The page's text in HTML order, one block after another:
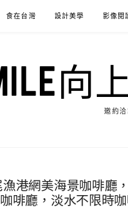
食在台灣 設計美學 影像閱
邀約
港網美海景咖啡廳
啡廳，淡水不限時